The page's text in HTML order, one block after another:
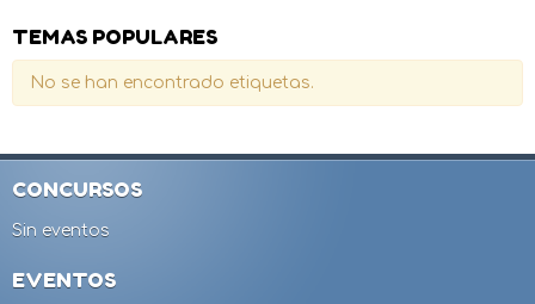
TEMAS POPULARES
No se han encontrado etiquetas.
CONCURSOS
Sin eventos
EVENTOS